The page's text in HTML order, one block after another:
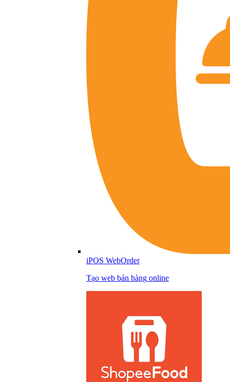
iPOS WebOrder
Tạo web bán hàng online